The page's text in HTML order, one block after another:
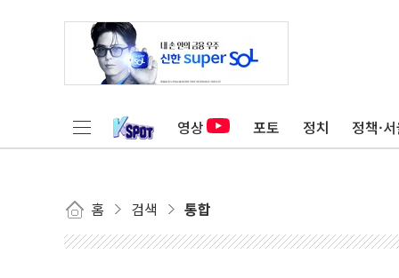
영상 포토 정치 정책·
홈 검색 통합